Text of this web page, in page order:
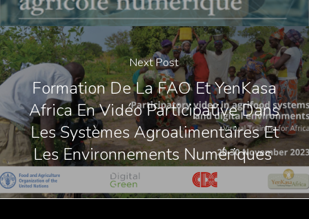
Next Post
Formation De La FAO Et YenKasa
Africa En Vidéo Participative Dans
Les Systèmes Agroalimentaires Et
Les Environnements Numériques